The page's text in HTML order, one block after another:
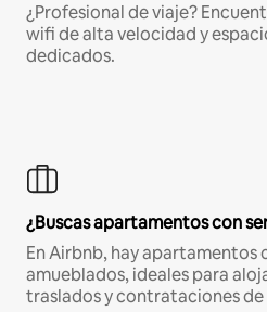
¿Profesional de viaje?
wifi de alta velocidad y
dedicados.
¿Buscas apartamentos con
En Airbnb, hay
amueblados, ideales para
traslados y contrataciones de